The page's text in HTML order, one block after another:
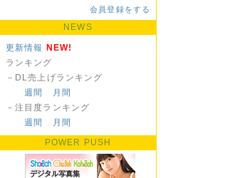
会員登録をする
NEWS
更新情報 NEW!
ランキング
－DL売上げランキング
週間
月間
－注目度ランキング
週間
月間
POWER PUSH